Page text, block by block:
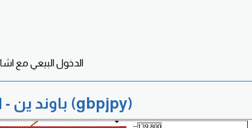
الدخول البيعي مع
باوند ين - المجنون (gbpjpy)